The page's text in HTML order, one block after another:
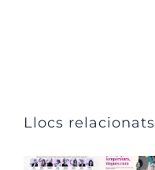
Llocs relacionats
Arrenca
Edició
Colaboración
Refugio